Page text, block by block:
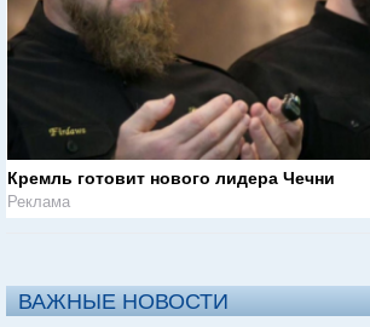
Кремль готовит нового лидера Чечни
Реклама
ВАЖНЫЕ НОВОСТИ